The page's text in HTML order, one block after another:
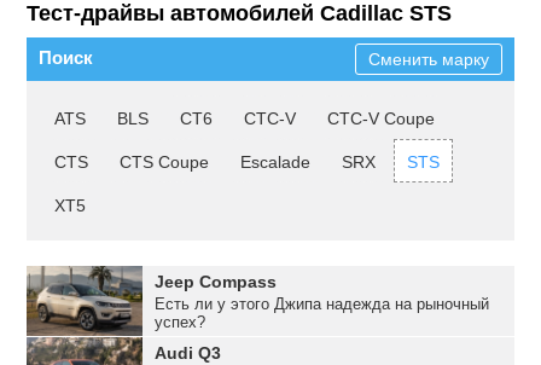
Тест-драйвы автомобилей Cadillac STS
Поиск Сменить марку
ATS BLS CT6 CTC-V CTC-V Coupe
CTS CTS Coupe Escalade SRX STS
XT5
Jeep Compass
Есть ли у этого Джипа надежда на рыночный
успех?
Audi Q3